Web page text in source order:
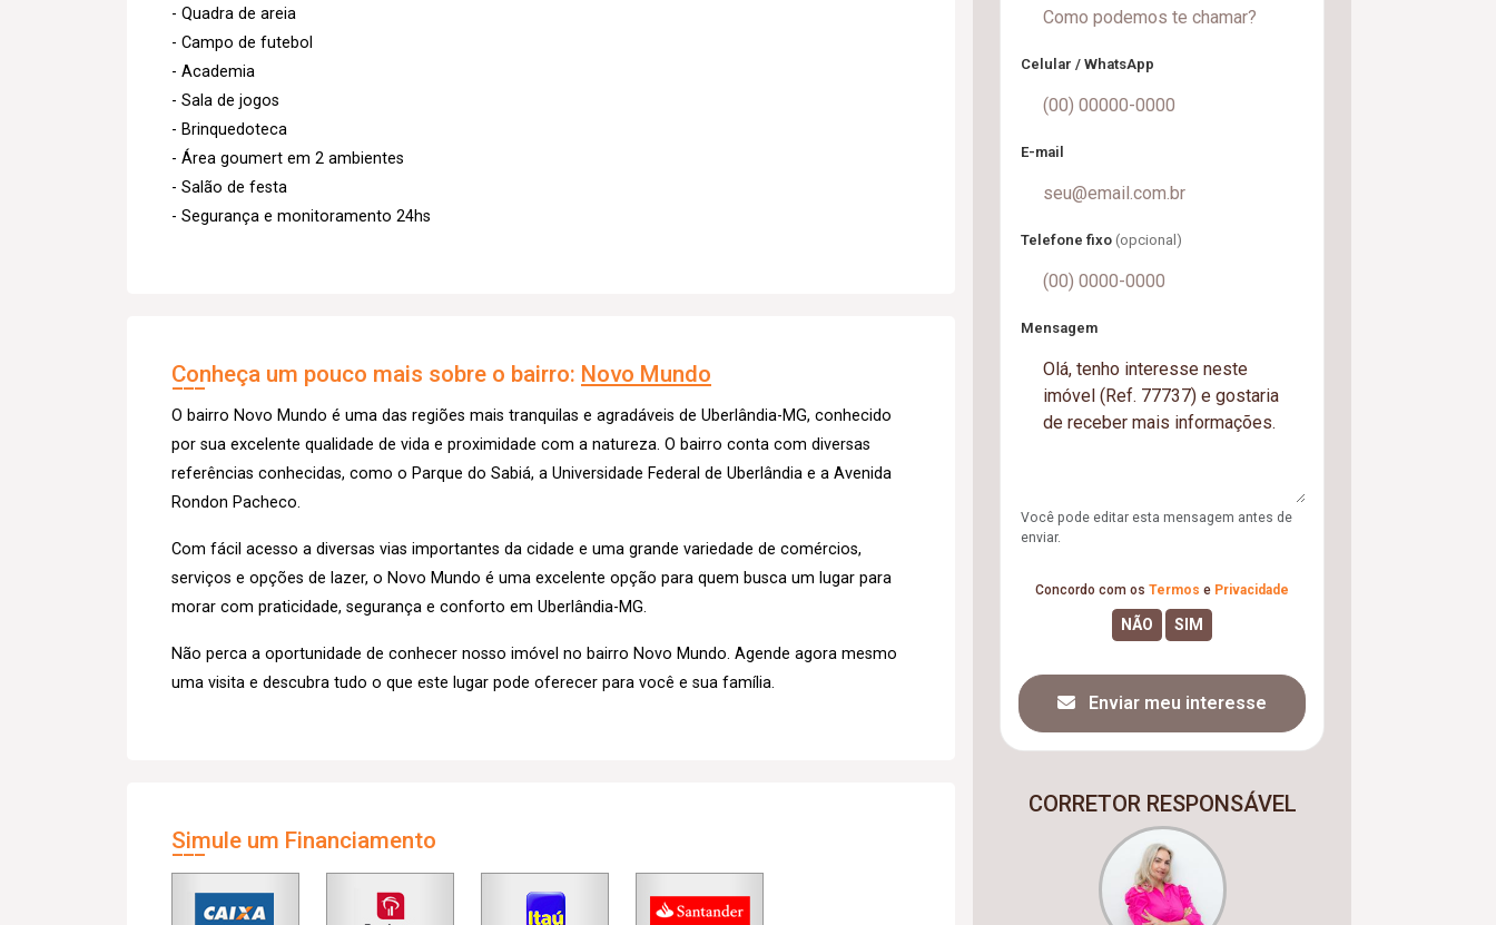
- Quadra de areia
- Campo de futebol
- Academia
- Sala de jogos
- Brinquedoteca
- Área goumert em 2 ambientes
- Salão de festa
- Segurança e monitoramento 24hs
Conheça um pouco mais sobre o bairro: Novo Mundo
O bairro Novo Mundo é uma das regiões mais tranquilas e agradáveis de Uberlândia-MG, conhecido
por sua excelente qualidade de vida e proximidade com a natureza. O bairro conta com diversas
referências conhecidas, como o Parque do Sabiá, a Universidade Federal de Uberlândia e a Avenida
Rondon Pacheco.
Com fácil acesso a diversas vias importantes da cidade e uma grande variedade de comércios,
serviços e opções de lazer, o Novo Mundo é uma excelente opção para quem busca um lugar para
morar com praticidade, segurança e conforto em Uberlândia-MG.
Não perca a oportunidade de conhecer nosso imóvel no bairro Novo Mundo. Agende agora mesmo
uma visita e descubra tudo o que este lugar pode oferecer para você e sua família.
Simule um Financiamento
Celular / WhatsApp
E-mail
Telefone fixo (opcional)
Mensagem
Você pode editar esta mensagem antes de
enviar.
Concordo com os Termos e Privacidade
Enviar meu interesse
CORRETOR RESPONSÁVEL